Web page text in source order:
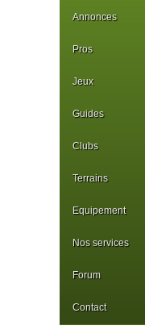
Annonces
Pros
Jeux
Guides
Clubs
Terrains
Equipement
Nos services
Forum
Contact